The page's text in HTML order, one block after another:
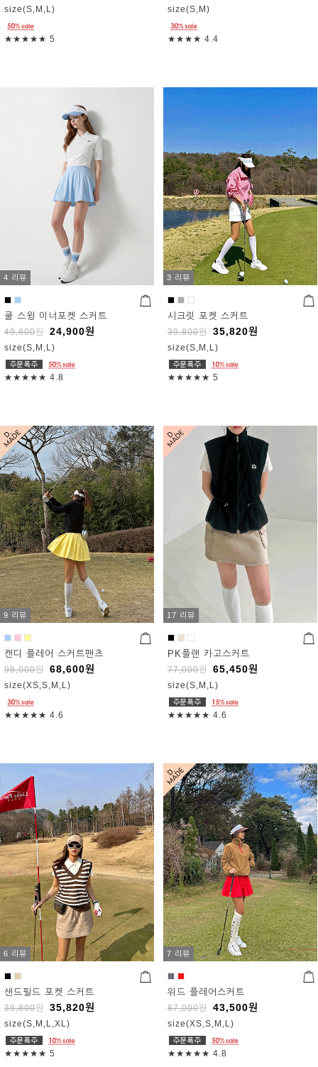
size(S,M,L)
★★★★★ 5
size(S,M)
★★★★ 4.4
4 리뷰
쿨 스윙 이너포켓 스커트
49,800원 24,900원
size(S,M,L)
★★★★★ 4.8
3 리뷰
시크릿 포켓 스커트
39,800원 35,820원
size(S,M,L)
★★★★★ 5
9 리뷰
캔디 플레어 스커트팬츠
98,000원 68,600원
size(XS,S,M,L)
★★★★★ 4.6
17 리뷰
PK플랜 카고스커트
77,000원 65,450원
size(S,M,L)
★★★★★ 4.6
6 리뷰
샌드필드 포켓 스커트
39,800원 35,820원
size(S,M,L,XL)
★★★★★ 5
7 리뷰
위드 플레어스커트
87,000원 43,500원
size(XS,S,M,L)
★★★★★ 4.8